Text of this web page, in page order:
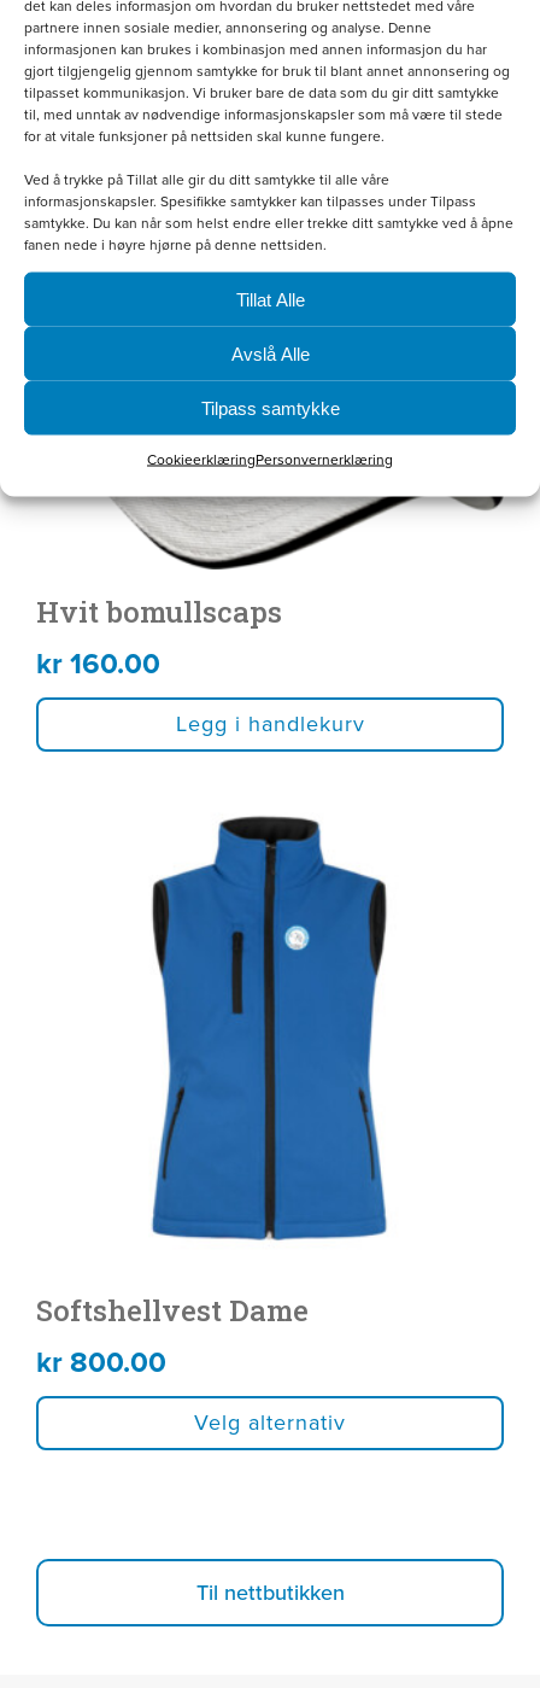
det kan deles informasjon om hvordan du bruker nettstedet med våre
partnere innen sosiale medier, annonsering og analyse. Denne
informasjonen kan brukes i kombinasjon med annen informasjon du har
gjort tilgjengelig gjennom samtykke for bruk til blant annet annonsering og
tilpasset kommunikasjon. Vi bruker bare de data som du gir ditt samtykke
til, med unntak av nødvendige informasjonskapsler som må være til stede
for at vitale funksjoner på nettsiden skal kunne fungere.
Ved å trykke på Tillat alle gir du ditt samtykke til alle våre
informasjonskapsler. Spesifikke samtykker kan tilpasses under Tilpass
samtykke. Du kan når som helst endre eller trekke ditt samtykke ved å åpne
fanen nede i høyre hjørne på denne nettsiden.
Tillat Alle
Avslå Alle
Tilpass samtykke
CookieerklæringPersonvernerklæring
Softshellvest Herre
kr800.00
Velg alternativ
Hvit bomullscaps
kr160.00
Legg i handlekurv
Softshellvest Dame
kr800.00
Velg alternativ
Alternativene
produktsiden
Til nettbutikken